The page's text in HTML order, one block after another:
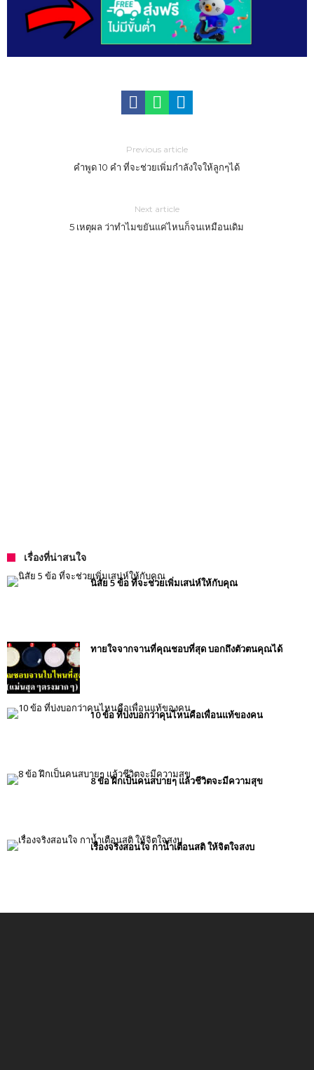
Previous article
คำพูด 10 คำ ที่จะช่วยเพิ่มกำลังใจให้ลูกๆได้
Next article
5 เหตุผล ว่าทำไมขยันแค่ไหนก็จนเหมือนเดิม
เรื่องที่น่าสนใจ
นิสัย 5 ข้อ ที่จะช่วยเพิ่มเสน่ห์ให้กับคุณ
ทายใจจากจานที่คุณชอบที่สุด บอกถึงตัวตนคุณได้
10 ข้อ ที่บ่งบอกว่าคุนไหนคือเพื่อนแท้ของคน
8 ข้อ ฝึกเป็นคนสบายๆ แล้วชีวิตจะมีความสุข
เรื่องจริงสอนใจ กาน้ำเตือนสติ ให้จิตใจสงบ